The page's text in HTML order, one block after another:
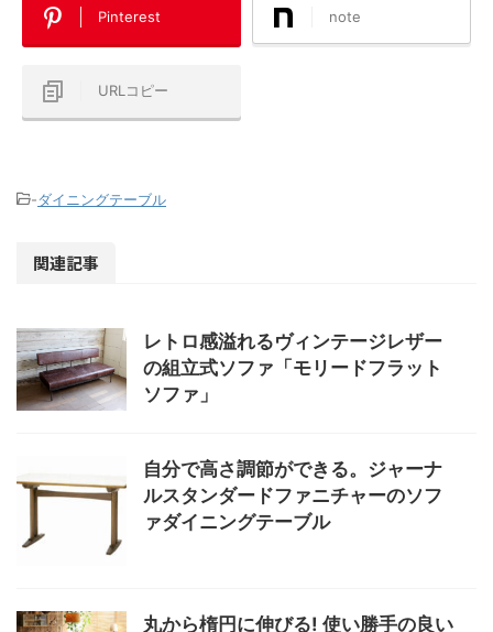
Pinterest note
URLコピー
-ダイニングテーブル
関連記事
レトロ感溢れるヴィンテージレザー
の組立式ソファ「モリードフラット
ソファ」
自分で高さ調節ができる。ジャーナ
ルスタンダードファニチャーのソフ
ァダイニングテーブル
丸から楕円に伸びる! 使い勝手の良い